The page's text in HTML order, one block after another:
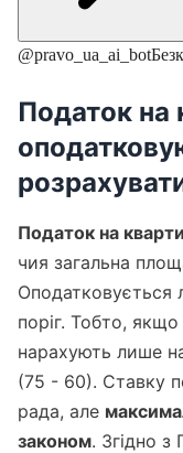
@pravo_ua_ai_bot
Податок на
Податок на
чия загальна
Оподатковується
поріг. Тобто,
нарахують лише
(75 - 60). Ставку
рада, але
законом. Згідно